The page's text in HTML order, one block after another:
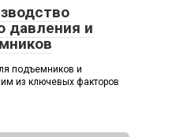
давления и
подъемников и
из ключевых факторов